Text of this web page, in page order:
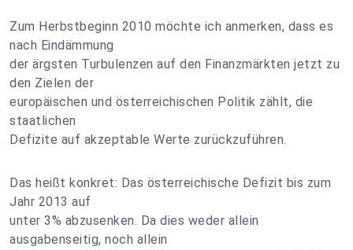
Zum Herbstbeginn 2010 möchte ich anmerken, dass es
nach Eindämmung
der ärgsten Turbulenzen auf den Finanzmärkten jetzt zu
den Zielen der
europäischen und österreichischen Politik zählt, die
staatlichen
Defizite auf akzeptable Werte zurückzuführen.
Das heißt konkret: Das österreichische Defizit bis zum
Jahr 2013 auf
unter 3% abzusenken. Da dies weder allein
ausgabenseitig, noch allein